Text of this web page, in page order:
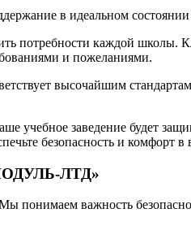
в идеальном
потребности каждой школы.
и пожеланиями.
высочайшим стандартам
заведение будет
безопасность и комфорт в
ЛТД»
понимаем важность